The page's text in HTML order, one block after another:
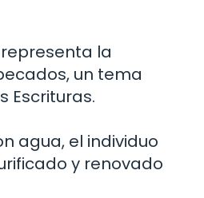
la
un tema
Escrituras.
agua, el individuo
y renovado